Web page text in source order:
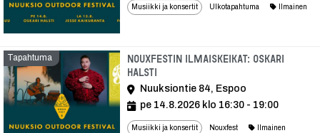
Musiikki ja konsertit Ulkotapahtuma Ilmainen
Tapahtuma
Nouxfestin ilmaiskeikat: Oskari
Halsti
Nuuksiontie 84, Espoo
pe 14.8.2026 klo 16:30 - 19:00
Musiikki ja konsertit Nouxfest Ilmainen